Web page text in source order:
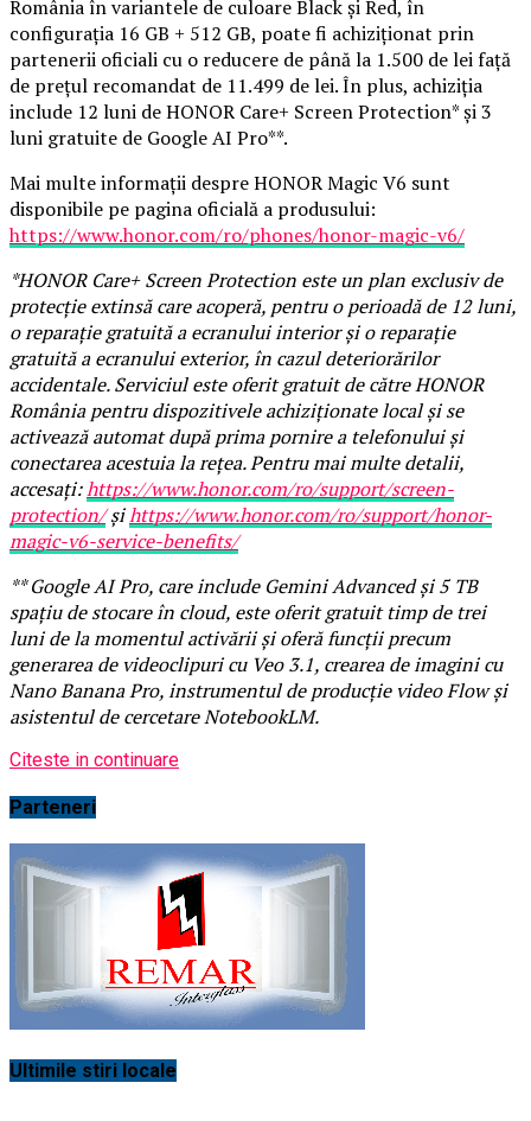
România în variantele de culoare Black și Red, în
configurația 16 GB + 512 GB, poate fi achiziționat prin
partenerii oficiali cu o reducere de până la 1.500 de lei față
de prețul recomandat de 11.499 de lei. În plus, achiziția
include 12 luni de HONOR Care+ Screen Protection* și 3
luni gratuite de Google AI Pro**.
Mai multe informații despre HONOR Magic V6 sunt
disponibile pe pagina oficială a produsului:
https://www.honor.com/ro/phones/honor-magic-v6/
*HONOR Care+ Screen Protection este un plan exclusiv de
protecție extinsă care acoperă, pentru o perioadă de 12 luni,
o reparație gratuită a ecranului interior și o reparație
gratuită a ecranului exterior, în cazul deteriorărilor
accidentale. Serviciul este oferit gratuit de către HONOR
România pentru dispozitivele achiziționate local și se
activează automat după prima pornire a telefonului și
conectarea acestuia la rețea. Pentru mai multe detalii,
accesați:https://www.honor.com/ro/support/screen-
protection/șihttps://www.honor.com/ro/support/honor-
magic-v6-service-benefits/
** Google AI Pro, care include Gemini Advanced și 5 TB
spațiu de stocare în cloud, este oferit gratuit timp de trei
luni de la momentul activării și oferă funcții precum
generarea de videoclipuri cu Veo 3.1, crearea de imagini cu
Nano Banana Pro, instrumentul de producție video Flow și
asistentul de cercetare NotebookLM.
Citeste in continuare
Parteneri
Ultimile stiri locale